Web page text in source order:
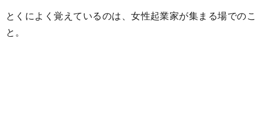
とくによく覚えているのは、女性起業家が集まる場でのこ
と。